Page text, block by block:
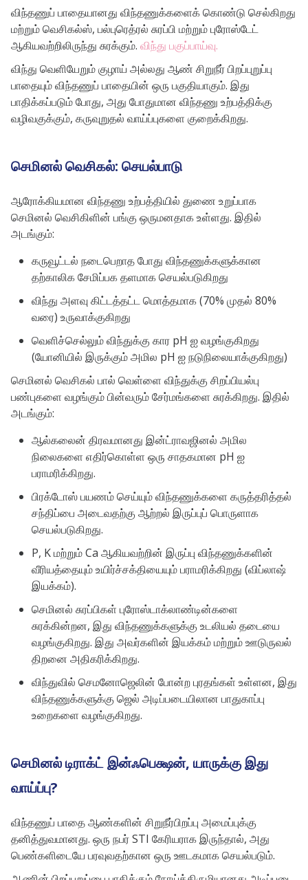
விந்தணுப் பாதையானது விந்தணுக்களைக் கொண்டு செல்கிறது
மற்றும் வெசிகல்ஸ், பல்புரெத்ரல் சுரப்பி மற்றும் புரோஸ்டேட்
ஆகியவற்றிலிருந்து சுரக்கும். விந்து பகுப்பாய்வு.
விந்து வெளியேறும் குழாய் அல்லது ஆண் சிறுநீர் பிறப்புறுப்பு
பாதையும் விந்தணுப் பாதையின் ஒரு பகுதியாகும். இது
பாதிக்கப்படும் போது, ​​அது போதுமான விந்தணு உற்பத்திக்கு
வழிவகுக்கும், கருவுறுதல் வாய்ப்புகளை குறைக்கிறது.
செமினல் வெசிகல்: செயல்பாடு
ஆரோக்கியமான விந்தணு உற்பத்தியில் துணை உறுப்பாக
செமினல் வெசிகிளின் பங்கு ஒருமனதாக உள்ளது. இதில்
அடங்கும்:
கருவூட்டல் நடைபெறாத போது விந்தணுக்களுக்கான
தற்காலிக சேமிப்பக தளமாக செயல்படுகிறது
விந்து அளவு கிட்டத்தட்ட மொத்தமாக (70% முதல் 80%
வரை) உருவாக்குகிறது
வெளிச்செல்லும் விந்துக்கு கார pH ஐ வழங்குகிறது
(யோனியில் இருக்கும் அமில pH ஐ நடுநிலையாக்குகிறது)
செமினல் வெசிகல் பால் வெள்ளை விந்துக்கு சிறப்பியல்பு
பண்புகளை வழங்கும் பின்வரும் சேர்மங்களை சுரக்கிறது. இதில்
அடங்கும்:
ஆல்கலைன் திரவமானது இன்ட்ராவஜினல் அமில
நிலைகளை எதிர்கொள்ள ஒரு சாதகமான pH ஐ
பராமரிக்கிறது.
பிரக்டோஸ் பயணம் செய்யும் விந்தணுக்களை கருத்தரித்தல்
சந்திப்பை அடைவதற்கு ஆற்றல் இருப்புப் பொருளாக
செயல்படுகிறது.
P, K மற்றும் Ca ஆகியவற்றின் இருப்பு விந்தணுக்களின்
வீரியத்தையும் உயிர்ச்சக்தியையும் பராமரிக்கிறது (விப்லாஷ்
இயக்கம்).
செமினல் சுரப்பிகள் புரோஸ்டாக்லாண்டின்களை
சுரக்கின்றன, இது விந்தணுக்களுக்கு உடலியல் தடையை
வழங்குகிறது. இது அவர்களின் இயக்கம் மற்றும் ஊடுருவல்
திறனை அதிகரிக்கிறது.
விந்துவில் செமனோஜெலின் போன்ற புரதங்கள் உள்ளன, இது
விந்தணுக்களுக்கு ஜெல் அடிப்படையிலான பாதுகாப்பு
உறைகளை வழங்குகிறது.
செமினல் டிராக்ட் இன்ஃபெக்ஷன், யாருக்கு இது
வாய்ப்பு?
விந்தணுப் பாதை ஆண்களின் சிறுநீர்பிறப்பு அமைப்புக்கு
தனித்துவமானது. ஒரு நபர் STI கேரியராக இருந்தால், அது
பெண்களிடையே பரவுவதற்கான ஒரு ஊடகமாக செயல்படும்.